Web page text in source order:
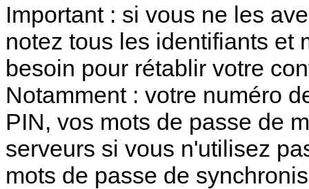
Important : si vous ne les
notez tous les identifiants et
besoin pour rétablir votre
Notamment : votre numéro
PIN, vos mots de passe de
serveurs si vous n'utilisez
mots de passe de